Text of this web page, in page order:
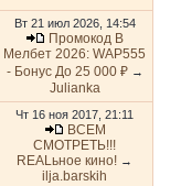
Вт 21 июл 2026, 14:54
Промокод В
Мелбет 2026: WAP555
- Бонус До 25 000 ₽→
Julianka
Чт 16 ноя 2017, 21:11
ВСЕМ
СМОТРЕТЬ!!!
REALьное кино! →
ilja.barskih